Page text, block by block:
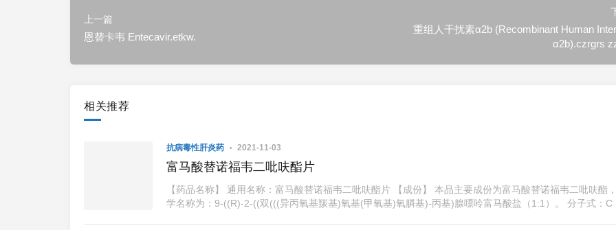
上一篇
恩替卡韦 Entecavir.etkw.
重组人干扰素α2b (Recombinant Human
α2b).czrgrs
相关推荐
抗病毒性肝炎药 2021-11-03
富马酸替诺福韦二吡呋酯片
【药品名称】 通用名称：富马酸替诺福韦二吡呋酯片 【成份】 本品主要成份为富马酸替诺福韦二吡呋酯
学名称为：9-((R)-2-((双(((异丙氧基羰基)氧基(甲氧基)氧膦基)-丙基)腺嘌呤富马酸盐（1:1）。 分子式：C